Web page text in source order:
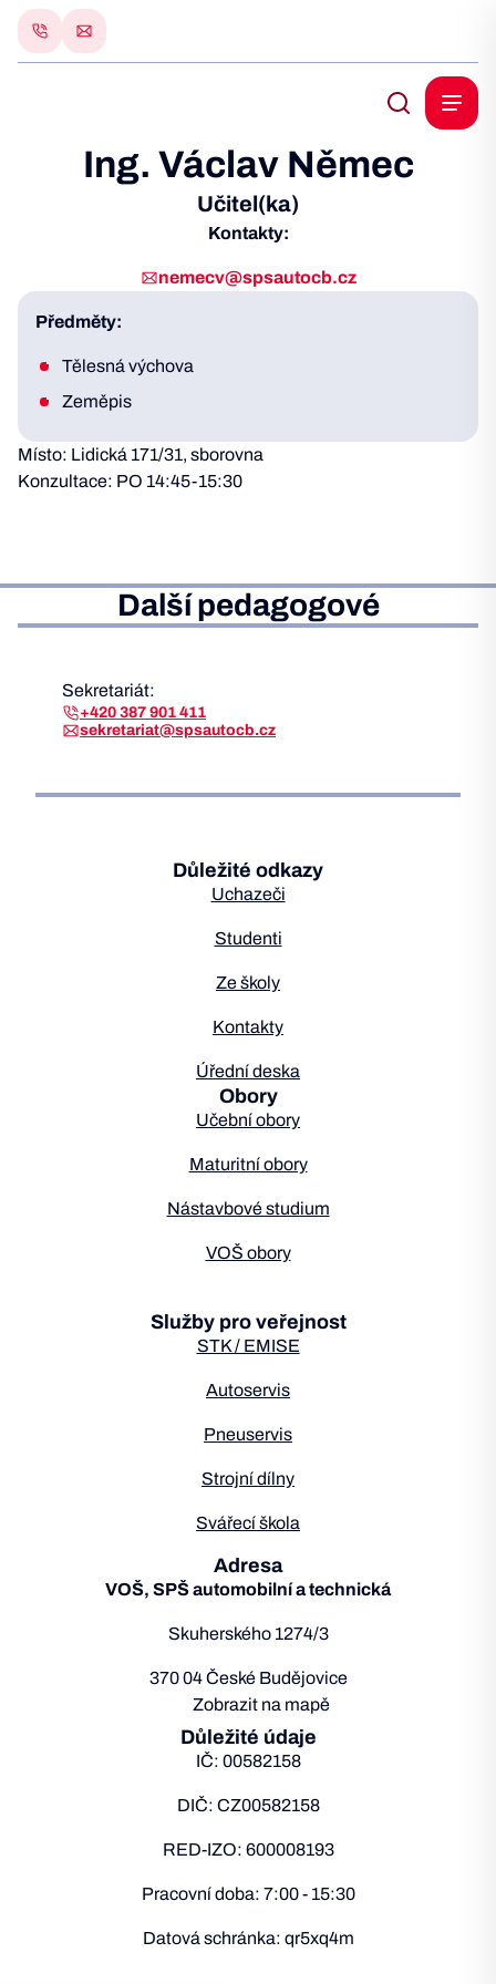
Ing. Václav Němec
Učitel(ka)
Kontakty:
nemecv@spsautocb.cz
Předměty:
Tělesná výchova
Zeměpis
Místo: Lidická 171/31, sborovna
Konzultace: PO 14:45-15:30
Další pedagogové
Sekretariát:
+420 387 901 411
sekretariat@spsautocb.cz
Důležité odkazy
Uchazeči
Studenti
Ze školy
Kontakty
Úřední deska
Obory
Učební obory
Maturitní obory
Nástavbové studium
VOŠ obory
Služby pro veřejnost
STK / EMISE
Autoservis
Pneuservis
Strojní dílny
Svářecí škola
Adresa
VOŠ, SPŠ automobilní a technická
Skuherského 1274/3
370 04 České Budějovice
Zobrazit na mapě
Důležité údaje
IČ: 00582158
DIČ: CZ00582158
RED-IZO: 600008193
Pracovní doba: 7:00 - 15:30
Datová schránka: qr5xq4m